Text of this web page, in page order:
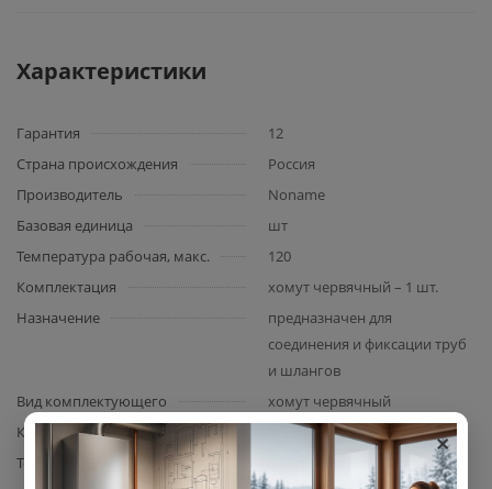
Характеристики
Гарантия
12
Страна происхождения
Россия
Производитель
Noname
Базовая единица
шт
Температура рабочая, макс.
120
Комплектация
хомут червячный – 1 шт.
Назначение
предназначен для
соединения и фиксации труб
и шлангов
Вид комплектующего
хомут червячный
Количество в упаковке
Толщина металла хомута
×